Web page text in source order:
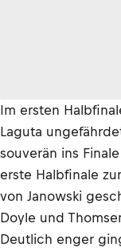
Im ersten
Laguta
souverän ins
erste Halbfinale
von Janowski
Doyle und
Deutlich enger